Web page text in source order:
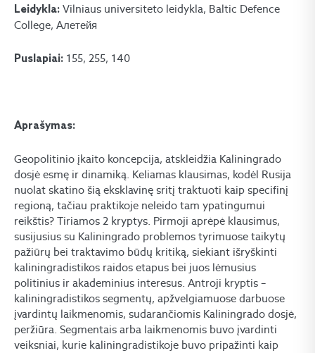
Leidykla: Vilniaus universiteto leidykla, Baltic Defence
College, Алетейя
Puslapiai: 155, 255, 140
Aprašymas:
Geopolitinio įkaito koncepcija, atskleidžia Kaliningrado
dosjė esmę ir dinamiką. Keliamas klausimas, kodėl Rusija
nuolat skatino šią eksklavinę sritį traktuoti kaip specifinį
regioną, tačiau praktikoje neleido tam ypatingumui
reikštis? Tiriamos 2 kryptys. Pirmoji aprėpė klausimus,
susijusius su Kaliningrado problemos tyrimuose taikytų
pažiūrų bei traktavimo būdų kritiką, siekiant išryškinti
kaliningradistikos raidos etapus bei juos lėmusius
politinius ir akademinius interesus. Antroji kryptis –
kaliningradistikos segmentų, apžvelgiamuose darbuose
įvardintų laikmenomis, sudarančiomis Kaliningrado dosjė,
peržiūra. Segmentais arba laikmenomis buvo įvardinti
veiksniai, kurie kaliningradistikoje buvo pripažinti kaip